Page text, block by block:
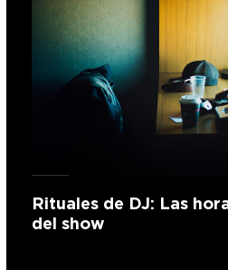
Rituales de DJ: Las
del show